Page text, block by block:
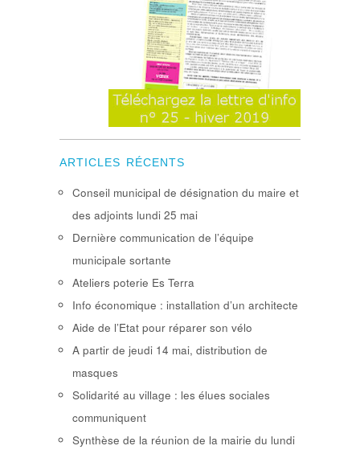
ARTICLES RÉCENTS
Conseil municipal de désignation du maire et
des adjoints lundi 25 mai
Dernière communication de l’équipe
municipale sortante
Ateliers poterie Es Terra
Info économique : installation d’un architecte
Aide de l’Etat pour réparer son vélo
A partir de jeudi 14 mai, distribution de
masques
Solidarité au village : les élues sociales
communiquent
Synthèse de la réunion de la mairie du lundi